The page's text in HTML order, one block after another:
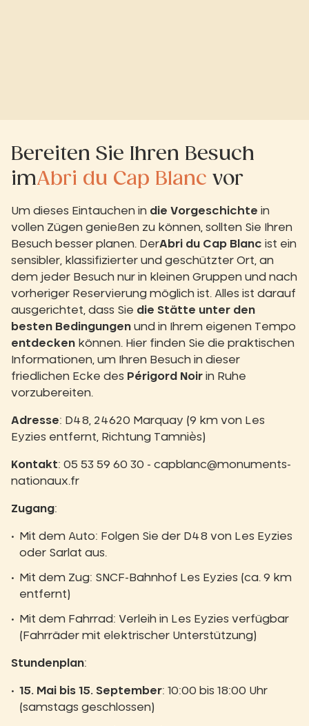
Bereiten Sie Ihren Besuch
imAbri du Cap Blanc vor
Um dieses Eintauchen in die Vorgeschichte in
vollen Zügen genießen zu können, sollten Sie Ihren
Besuch besser planen. DerAbri du Cap Blanc ist ein
sensibler, klassifizierter und geschützter Ort, an
dem jeder Besuch nur in kleinen Gruppen und nach
vorheriger Reservierung möglich ist. Alles ist darauf
ausgerichtet, dass Sie die Stätte unter den
besten Bedingungen und in Ihrem eigenen Tempo
entdecken können. Hier finden Sie die praktischen
Informationen, um Ihren Besuch in dieser
friedlichen Ecke des Périgord Noir in Ruhe
vorzubereiten.
Adresse: D48, 24620 Marquay (9 km von Les
Eyzies entfernt, Richtung Tamniès)
Kontakt: 05 53 59 60 30 - capblanc@monuments-
nationaux.fr
Zugang:
Mit dem Auto: Folgen Sie der D48 von Les Eyzies
oder Sarlat aus.
Mit dem Zug: SNCF-Bahnhof Les Eyzies (ca. 9 km
entfernt)
Mit dem Fahrrad: Verleih in Les Eyzies verfügbar
(Fahrräder mit elektrischer Unterstützung)
Stundenplan:
15. Mai bis 15. September: 10:00 bis 18:00 Uhr
(samstags geschlossen)